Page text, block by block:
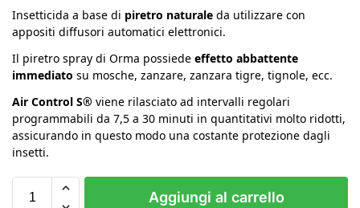
Insetticida a base di piretro naturale da utilizzare con
appositi diffusori automatici elettronici.
Il piretro spray di Orma possiede effetto abbattente
immediato su mosche, zanzare, zanzara tigre, tignole, ecc.
Air Control S® viene rilasciato ad intervalli regolari
programmabili da 7,5 a 30 minuti in quantitativi molto ridotti,
assicurando in questo modo una costante protezione dagli
insetti.
Aggiungi al carrello